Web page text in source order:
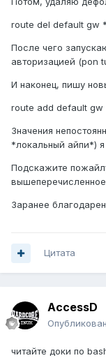
route del default gw
После чего
авторизацией (pon
И наконец, пишу
route add default
Значения
*локальный айпи*)
Подскажите
Заранее
Цитата
AccessD
читайте доки по